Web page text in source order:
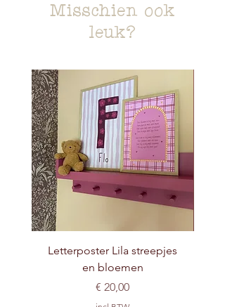
Misschien ook
leuk?
Letterposter Lila streepjes
en bloemen
Prijs
€ 20,00